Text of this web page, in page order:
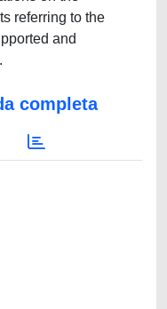
referring to the
and
completa